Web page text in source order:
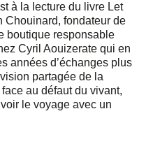
à la lecture du livre Let
Chouinard, fondateur de
boutique responsable
Cyril Aouizerate qui en
années d’échanges plus
partagée de la
au défaut du vivant,
le voyage avec un